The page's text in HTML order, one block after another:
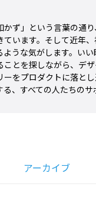
かず」という言葉の通
ています。そして近年
ような気がします。い
ことを探しながら、デ
ーをプロダクトに落と
る、すべての人たちの
アーカイブ